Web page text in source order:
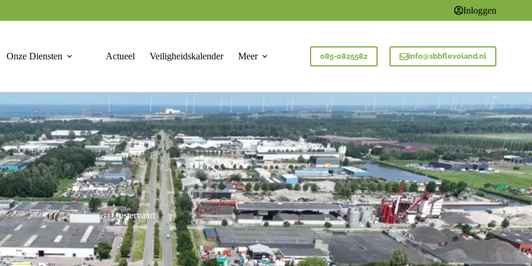
Inloggen
Onze Diensten Actueel Veiligheidskalender Meer 085-0825582 info@sbbflevoland.nl
Oostervaart